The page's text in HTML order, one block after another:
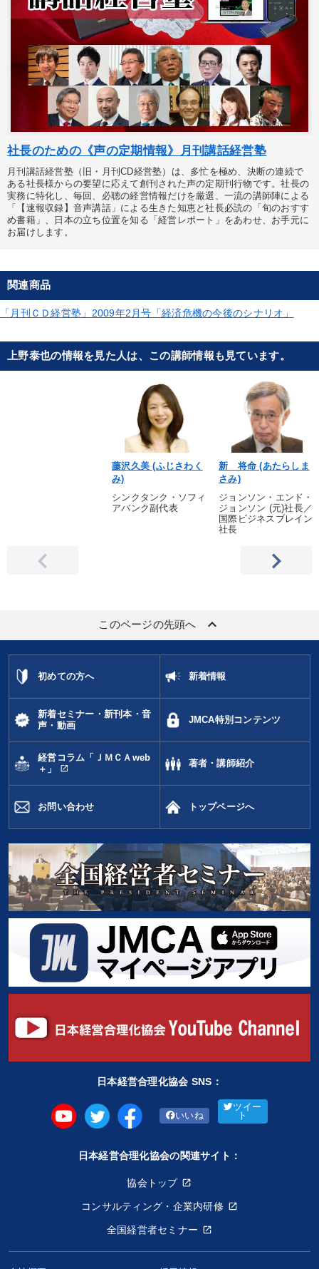
社長のための《声の定期情報》月刊講話経営塾
月刊講話経営塾（旧・月刊CD経営塾）は、多忙を極め、決断の連続で
ある社長様からの要望に応えて創刊された声の定期刊行物です。社長の
実務に特化し、毎回、必聴の経営情報だけを厳選、一流の講師陣による
「【速報収録】音声講話」による生きた知恵と社長必読の「旬のおすす
め書籍」、日本の立ち位置を知る「経営レポート」をあわせ、お手元に
お届けします。
関連商品
「月刊ＣＤ経営塾」2009年2月号「経済危機の今後のシナリオ」
上野泰也の情報を見た人は、この講師情報も見ています。
藤沢久美 (ふじさわく
み)
シンクタンク・ソフィ
アバンク副代表
新 将命 (あたらしま
さみ)
ジョンソン・エンド・
ジョンソン (元)社長／
国際ビジネスブレイン
社長
このページの先頭へ keyboard_arrow_up
初めての方へ 新着情報
新着セミナー・新刊本・音
声・動画
JMCA特別コンテンツ
経営コラム「ＪＭＣＡweb
＋」
open_in_new
著者・講師紹介
お問い合わせ トップページへ
日本経営合理化協会 SNS：
いいね
ツイー
ト
日本経営合理化協会の関連サイト：
協会トップ
コンサルティング・企業内研修
全国経営者セミナー